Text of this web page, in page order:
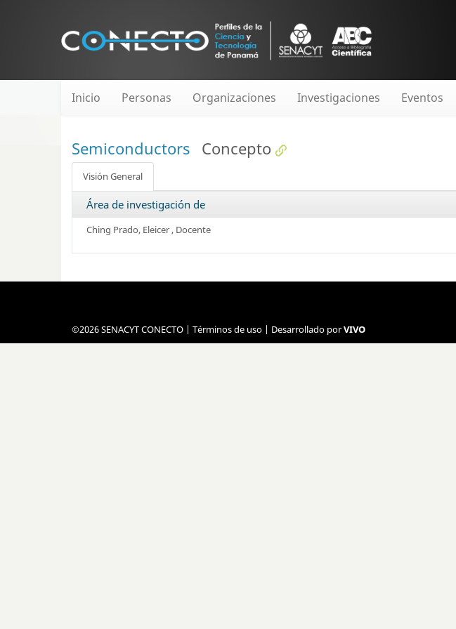
Inicio Personas Organizaciones Investigaciones Eventos
Semiconductors Concepto
Visión General
Área de investigación de
Ching Prado, Eleicer, Docente
©2026 SENACYT CONECTO | Términos de uso | Desarrollado porVIVO